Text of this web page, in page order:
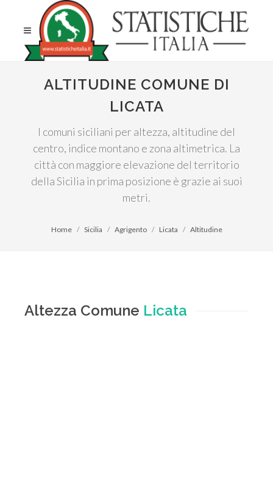
ALTITUDINE COMUNE DI
LICATA
I comuni siciliani per altezza, altitudine del
centro, indice montano e zona altimetrica. La
città con maggiore elevazione del territorio
della Sicilia in prima posizione è grazie ai suoi
metri.
Home Sicilia Agrigento Licata Altitudine
Altezza Comune Licata